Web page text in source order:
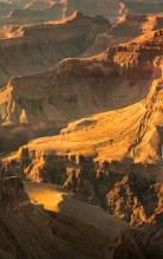
Skip
to
content